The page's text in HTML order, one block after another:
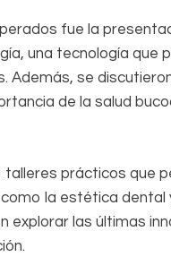
fue la
una tecnología
Además, se
de la salud
talleres prácticos que
la estética
explorar las últimas